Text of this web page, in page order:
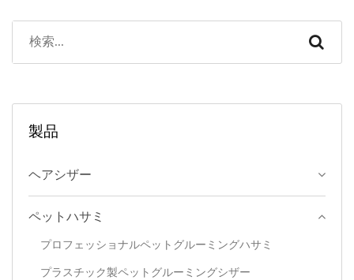
製品
ヘアシザー
ペットハサミ
プロフェッショナルペットグルーミングハサミ
プラスチック製ペットグルーミングシザー